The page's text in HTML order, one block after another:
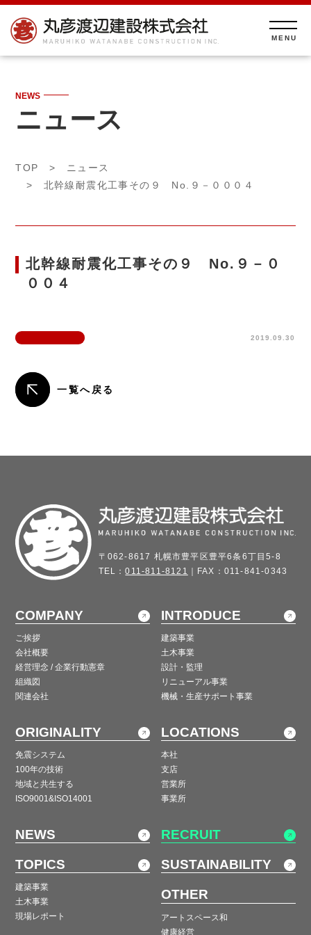
NEWS
ニュース
TOP >
ニュース
> 北幹線耐震化工事その９ No.９－０００４
北幹線耐震化工事その９ No.９－０
００４
2019.09.30
一覧へ戻る
〒062-8617 札幌市豊平区豊平6条6丁目5-8
TEL：011-811-8121 ｜FAX：011-841-0343
COMPANY
ご挨拶
会社概要
経営理念 / 企業行動憲章
組織図
関連会社
INTRODUCE
建築事業
土木事業
設計・監理
リニューアル事業
機械・生産サポート事業
ORIGINALITY
免震システム
100年の技術
地域と共生する
ISO9001&ISO14001
LOCATIONS
本社
支店
営業所
事業所
NEWS
TOPICS
建築事業
土木事業
現場レポート
RECRUIT
SUSTAINABILITY
OTHER
アートスペース和
健康経営